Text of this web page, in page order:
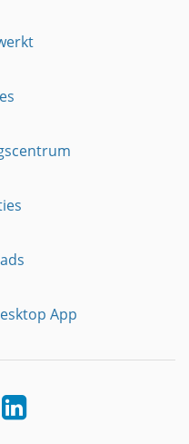
App
LinkedIn